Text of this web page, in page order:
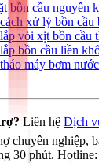
bồn cầu nguyên
xử lý bồn cầu
vòi xịt bồn cầu
bồn cầu liền
máy bơm
Liên hệ Dịch
chuyên nghiệp,
30 phút. Hotline: